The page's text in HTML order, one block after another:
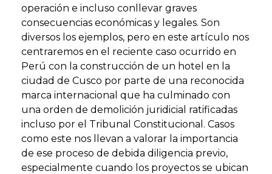
operación e incluso conllevar graves
consecuencias económicas y legales. Son
diversos los ejemplos, pero en este artículo nos
centraremos en el reciente caso ocurrido en
Perú con la construcción de un hotel en la
ciudad de Cusco por parte de una reconocida
marca internacional que ha culminado con
una orden de demolición juridicial ratificadas
incluso por el Tribunal Constitucional. Casos
como este nos llevan a valorar la importancia
de ese proceso de debida diligencia previo,
especialmente cuando los proyectos se ubican